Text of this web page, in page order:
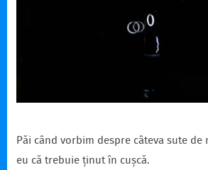
Păi când vorbim despre câteva sute
eu că trebuie ținut în cușcă.